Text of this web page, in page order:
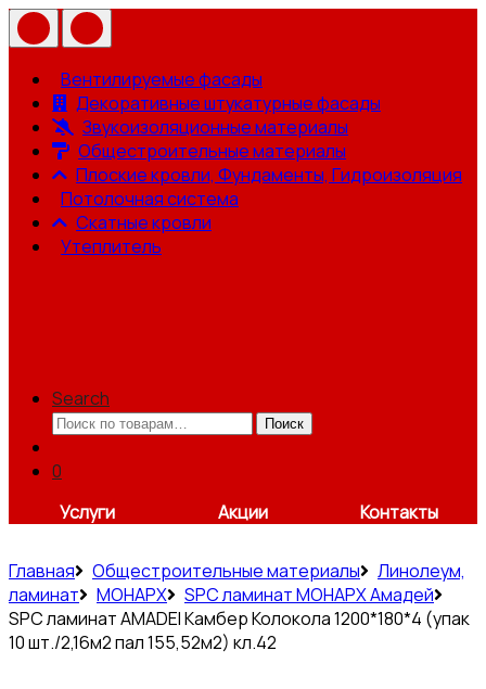
Вентилируемые фасады
Декоративные штукатурные фасады
Звукоизоляционные материалы
Общестроительные материалы
Плоские кровли, Фундаменты, Гидроизоляция
Потолочная система
Скатные кровли
Утеплитель
Search
Искать:
Поиск
0
Услуги
Акции Контакты
Главная Общестроительные материалы
Линолеум,
ламинат
МОНАРХ
SPC ламинат МОНАРХ Амадей
SPC ламинат AMADEI Камбер Колокола 1200*180*4 (упак
10 шт./2,16м2 пал 155,52м2) кл.42